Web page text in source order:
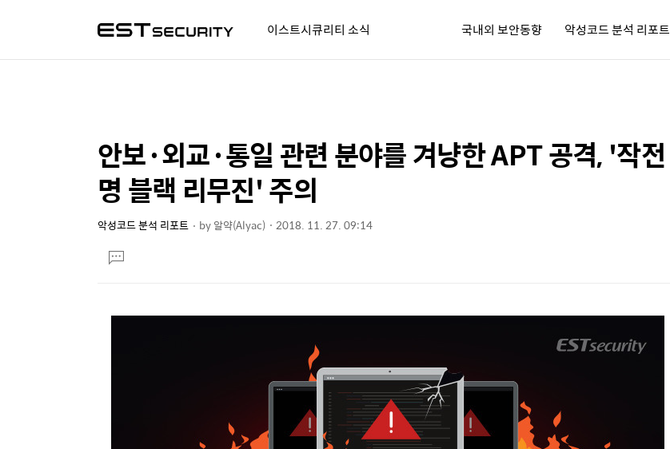
이스트시큐리티 소식 국내외 보안동향 악성코드 분석 리포트
상
세
컨
텐
본
문
제
목
안보·외교·통일 관련 분야를 겨냥한 APT 공격, '작전
명 블랙 리무진' 주의
악성코드 분석 리포트 by알약(Alyac) 2018. 11. 27. 09:14
문댓
글